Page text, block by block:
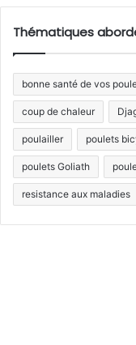
Thématiques
bonne santé de vos
coup de chaleur
poulailler poulets
poulets Goliath
resistance aux maladies